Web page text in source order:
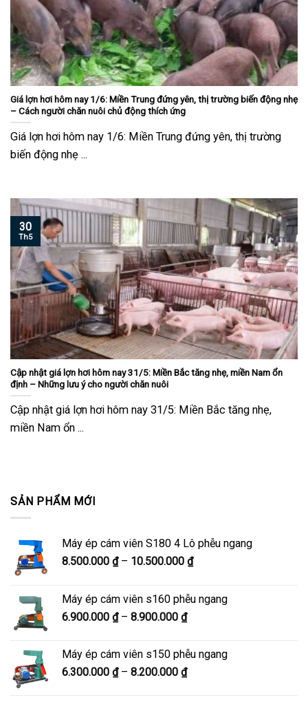
SẢN PHẨM MỚI
Máy ép cám viên S180 4 Lô phễu ngang
8.500.000 ₫ – 10.500.000 ₫Khoảng
8.500.000 ₫
Máy ép cám viên s160 phễu ngang
6.900.000 ₫ – 8.900.000 ₫Khoảng
từ
6.900.000 ₫
đến
Máy ép cám viên s150 phễu ngang
6.300.000 ₫ – 8.200.000 ₫Khoảng
Giá lợn hơi hôm nay 1/6: Miền Trung đứng yên, thị trường biến động nhẹ
– Cách người chăn nuôi chủ động thích ứng
Giá lợn hơi hôm nay 1/6: Miền Trung đứng yên, thị trường
biến động nhẹ ...
Cập nhật giá lợn hơi hôm nay 31/5: Miền Bắc tăng nhẹ, miền Nam ổn
định – Những lưu ý cho người chăn nuôi
Cập nhật giá lợn hơi hôm nay 31/5: Miền Bắc tăng nhẹ,
miền Nam ổn ...
30
Th5